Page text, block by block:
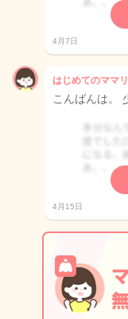
4月7日
はじめてのママ
こんばんは。
4月15日